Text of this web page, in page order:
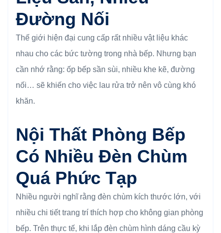
Đường Nối
Thế giới hiện đại cung cấp rất nhiều vật liệu khác
nhau cho các bức tường trong nhà bếp. Nhưng bạn
cần nhớ rằng: ốp bếp sần sùi, nhiều khe kẽ, đường
nối… sẽ khiến cho việc lau rửa trở nên vô cùng khó
khăn.
Nội Thất Phòng Bếp
Có Nhiều Đèn Chùm
Quá Phức Tạp
Nhiều người nghĩ rằng đèn chùm kích thước lớn, với
nhiều chi tiết trang trí thích hợp cho không gian phòng
bếp. Trên thực tế, khi lắp đèn chùm hình dáng cầu kỳ